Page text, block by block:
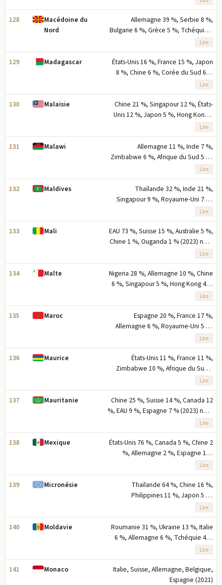
partenaires d'exportation selon le
pourcentage des exportations
128
Macédoine du
Nord
Allemagne 39 %, Serbie 8 %,
Bulgarie 6 %, Grèce 5 %, Tchéquie 3
% (2023) note : cinq principaux
partenaires à l'exportation basés sur
le pourcentage des exportations
Lire
129 Madagascar
États-Unis 16 %, France 15 %, Japon
8 %, Chine 6 %, Corée du Sud 6 %
(2023) note : cinq principaux
partenaires à l'exportation basés sur
le pourcentage des exportations
Lire
130 Malaisie
Chine 21 %, Singapour 12 %, États-
Unis 12 %, Japon 5 %, Hong Kong 5
% (2023) remarque : cinq principaux
partenaires d'exportation basés sur
le pourcentage des exportations
Lire
131 Malawi
Allemagne 11 %, Inde 7 %,
Zimbabwe 6 %, Afrique du Sud 5 %,
États-Unis 5 % (2023) note : cinq
principaux partenaires à l'exportation
en pourcentage des exportations
Lire
132 Maldives
Thaïlande 32 %, Inde 21 %,
Singapour 9 %, Royaume-Uni 7 %,
Allemagne 5 % (2023) note : cinq
principaux partenaires à l'exportation
basés sur le pourcentage des
exportations
Lire
133 Mali
EAU 73 %, Suisse 15 %, Australie 5 %,
Chine 1 %, Ouganda 1 % (2023) note
: cinq principaux partenaires à
l'exportation en pourcentage des
exportations totales
Lire
134 Malte
Nigeria 28 %, Allemagne 10 %, Chine
6 %, Singapour 5 %, Hong Kong 4 %
(2023) note : cinq principaux
partenaires à l'exportation basés sur
le pourcentage des exportations
Lire
135 Maroc
Espagne 20 %, France 17 %,
Allemagne 6 %, Royaume-Uni 5 %,
Italie 4 % (2023) note : cinq
principaux partenaires d'exportation
basés sur le pourcentage des
exportations
Lire
136 Maurice
États-Unis 11 %, France 11 %,
Zimbabwe 10 %, Afrique du Sud 7
%, Zambie 7 % (2023) note : cinq
principaux partenaires d'exportation
basés sur le pourcentage des
exportations
Lire
137 Mauritanie
Chine 25 %, Suisse 14 %, Canada 12
%, EAU 9 %, Espagne 7 % (2023) note
: cinq principaux partenaires
d'exportation basés sur le
pourcentage des exportations
Lire
138 Mexique
États-Unis 76 %, Canada 5 %, Chine 2
%, Allemagne 2 %, Espagne 1 %
(2023) note : cinq principaux
partenaires à l'exportation basés sur
le pourcentage des exportations
Lire
139 Micronésie
Thaïlande 64 %, Chine 16 %,
Philippines 11 %, Japon 5 %,
Équateur 1 % (2023) note : cinq
principaux partenaires à l'exportation
selon le pourcentage des
exportations
Lire
140 Moldavie
Roumanie 31 %, Ukraine 13 %, Italie
6 %, Allemagne 6 %, Tchéquie 4 %
(2023) note : cinq principaux
partenaires d'exportation basés sur
le pourcentage des exportations
Lire
141 Monaco
Italie, Suisse, Allemagne, Belgique,
Espagne (2021)